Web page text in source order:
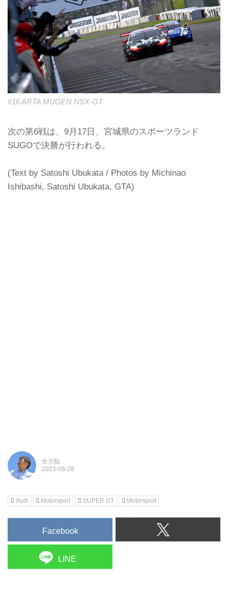
#16 ARTA MUGEN NSX-GT
次の第6戦は、9月17日、宮城県のスポーツランド
SUGOで決勝が行われる。
(Text by Satoshi Ubukata / Photos by Michinao
Ishibashi, Satoshi Ubukata, GTA)
生方聡
Audi Motorsport SUPER GT Motorsport
Facebook
LINE